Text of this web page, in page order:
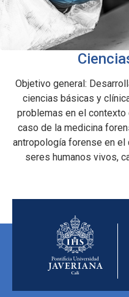
Objetivo general:
ciencias básicas y
problemas en el
caso de la medicina
antropología forense en
seres humanos vivos,